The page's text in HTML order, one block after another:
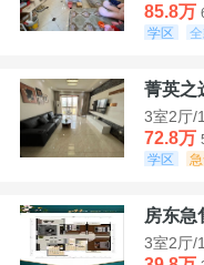
85.8万
学区
菁英之
3室2厅/
72.8万
学区
房东急
3室2厅/